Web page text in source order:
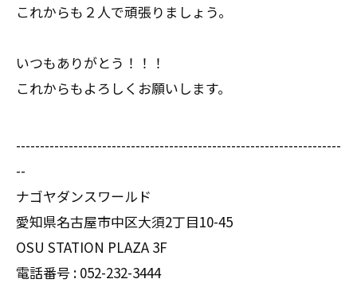
これからも２人で頑張りましょう。
いつもありがとう！！！
これからもよろしくお願いします。
--------------------------------------------------------------------
--
ナゴヤダンスワールド
愛知県名古屋市中区大須2丁目10-45
OSU STATION PLAZA 3F
電話番号 : 052-232-3444